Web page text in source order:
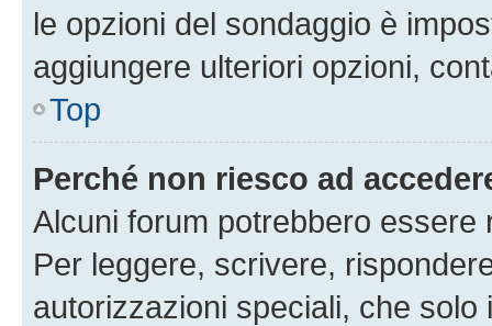
le opzioni del sondaggio è
aggiungere ulteriori opzioni,
Top
Perché non riesco ad
Alcuni forum potrebbero
Per leggere, scrivere,
autorizzazioni speciali, che solo